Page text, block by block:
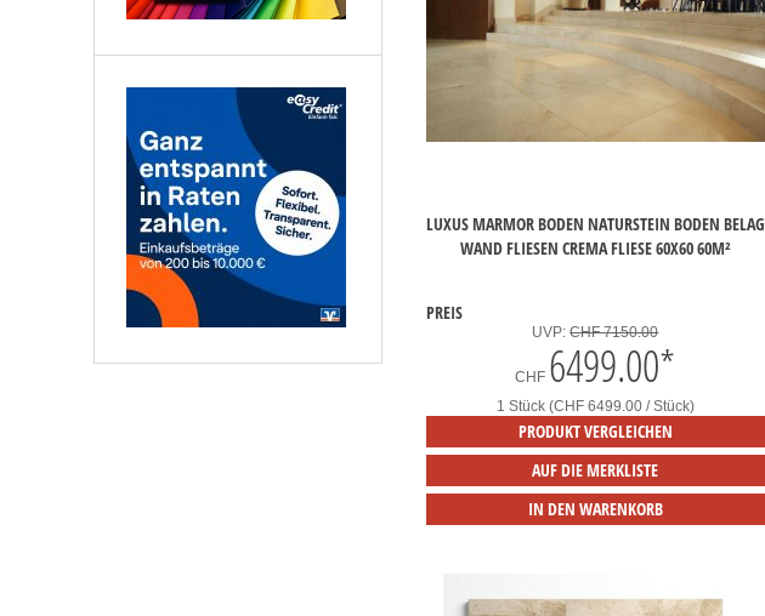
LUXUS MARMOR BODEN NATURSTEIN BODEN BELAG
WAND FLIESEN CREMA FLIESE 60X60 60M²
PREIS
UVP:CHF 7150.00
CHF 6499.00*
1 Stück (CHF 6499.00 / Stück)
PRODUKT VERGLEICHEN
AUF DIE MERKLISTE
IN DEN WARENKORB